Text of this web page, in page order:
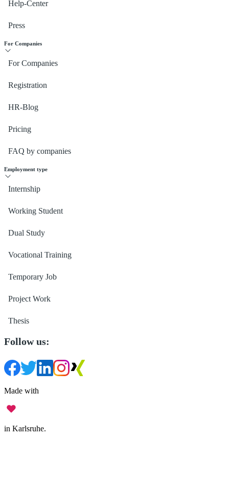
Help-Center
Press
For Companies
For Companies
Registration
HR-Blog
Pricing
FAQ by companies
Employment type
Internship
Working Student
Dual Study
Vocational Training
Temporary Job
Project Work
Thesis
Follow us:
Made with
in Karlsruhe.